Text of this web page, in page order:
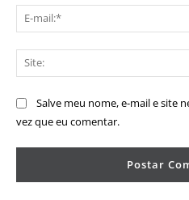
Salve meu nome, e-mail e site
vez que eu comentar.